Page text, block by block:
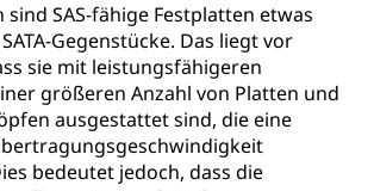
SAS-fähige Festplatten etwas
Gegenstücke. Das liegt vor
sie mit leistungsfähigeren
größeren Anzahl von Platten und
ausgestattet sind, die eine
bedeutet jedoch, dass die